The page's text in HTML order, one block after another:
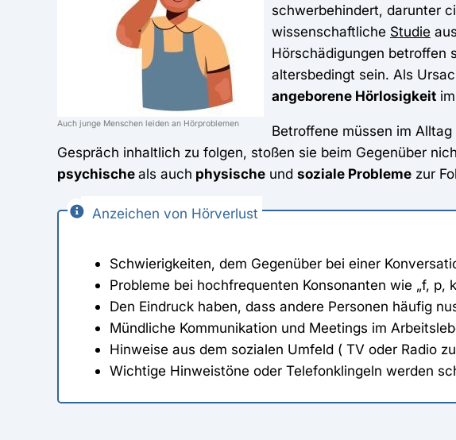
Auch junge Menschen leiden an Hörproblemen
schwerbehindert, darunter
wissenschaftliche Studie
Hörschädigungen betroffen
altersbedingt sein. Als
angeborene Hörlosigkeit
Betroffene müssen im
Gespräch inhaltlich zu folgen, stoßen sie beim Gegenüber
psychischeals auch physische und soziale Probleme zur
Anzeichen von Hörverlust
Schwierigkeiten, dem Gegenüber bei einer
Probleme bei hochfrequenten Konsonanten wie „f, p,
Den Eindruck haben, dass andere Personen häufig
Mündliche Kommunikation und Meetings im
Hinweise aus dem sozialen Umfeld ( TV oder Radio
Wichtige Hinweistöne oder Telefonklingeln werden